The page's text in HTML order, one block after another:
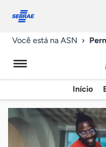
conosco
Você está na ASN
Início